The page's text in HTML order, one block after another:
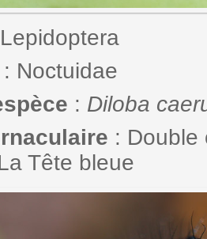
: Noctuidae
: Diloba
: Double
Tête bleue